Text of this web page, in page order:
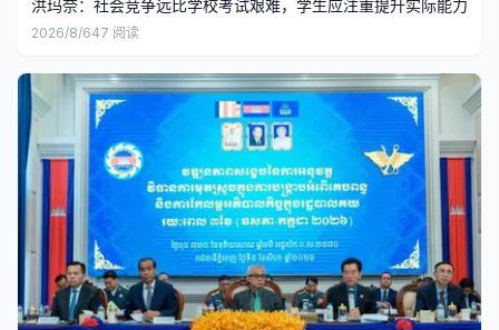
洪玛奈：社会竞争远比学校考试艰难，学生应注重提升实际能力
2026/8/647 阅读